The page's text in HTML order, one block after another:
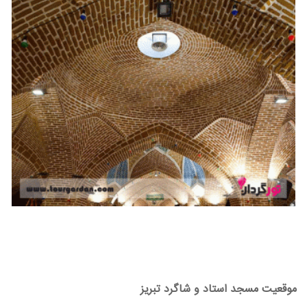
موقعیت مسجد استاد و شاگرد تبریز